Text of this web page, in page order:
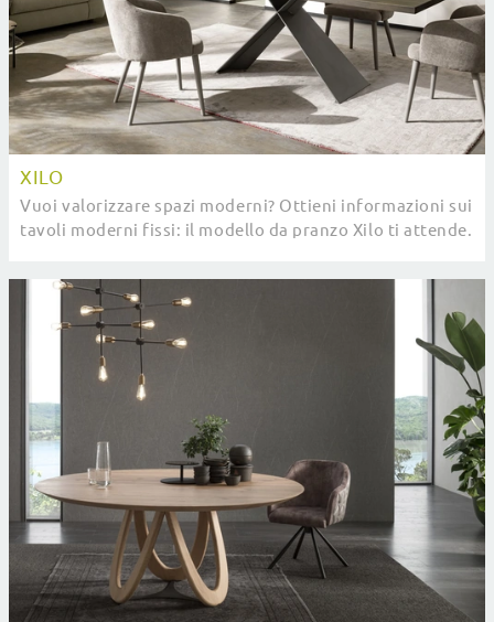
XILO
Vuoi valorizzare spazi moderni? Ottieni informazioni sui
tavoli moderni fissi: il modello da pranzo Xilo ti attende.